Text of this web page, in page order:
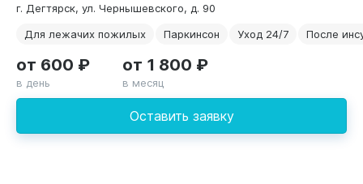
г. Дегтярск, ул. Чернышевского, д. 90
Для лежачих пожилых
Паркинсон Уход 24/7 После
Оставить заявку
от 600 ₽
в день
от 1 800 ₽
в месяц